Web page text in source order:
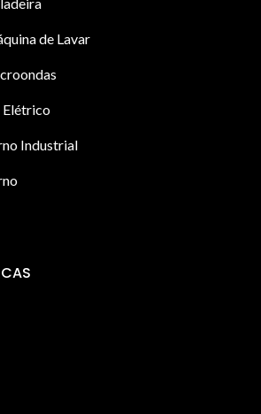
de Lavar
Elétrico
Industrial